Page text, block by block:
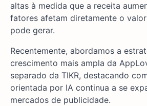
altas à medida que a receita
fatores afetam diretamente o
pode gerar.
Recentemente, abordamos a
crescimento mais ampla da
separado da TIKR, destacando
orientada por IA continua a se
mercados de publicidade.